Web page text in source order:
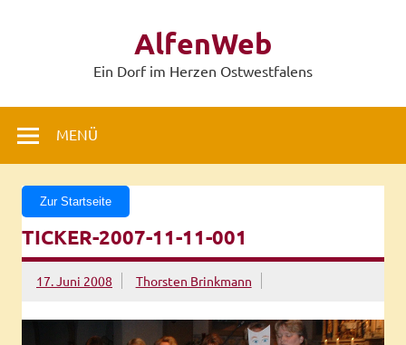
AlfenWeb
Ein Dorf im Herzen Ostwestfalens
MENÜ
Zur Startseite
TICKER-2007-11-11-001
17. Juni 2008 Thorsten Brinkmann